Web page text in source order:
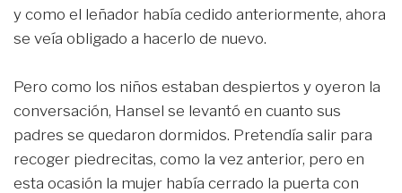
y como el leñador había cedido anteriormente, ahora
se veía obligado a hacerlo de nuevo.
Pero como los niños estaban despiertos y oyeron la
conversación, Hansel se levantó en cuanto sus
padres se quedaron dormidos. Pretendía salir para
recoger piedrecitas, como la vez anterior, pero en
esta ocasión la mujer había cerrado la puerta con